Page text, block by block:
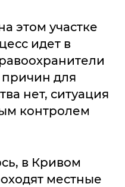
этом участке
идет в
причин для
нет, ситуация
контролем
в Кривом
местные